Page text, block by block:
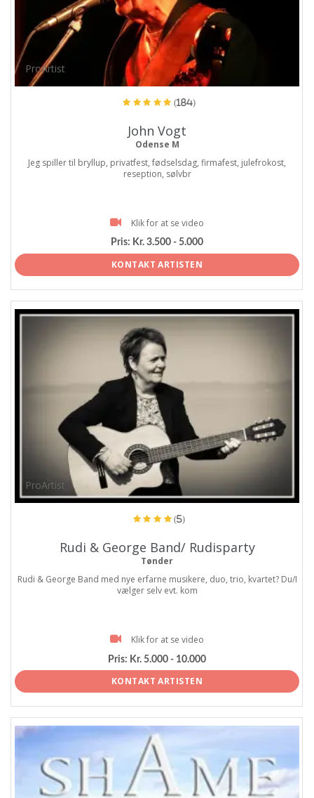
ProArtist
(184)
John Vogt
Odense M
Jeg spiller til bryllup, privatfest, fødselsdag, firmafest, julefrokost,
reseption, sølvbr
Klik for at se video
Pris: Kr. 3.500 - 5.000
KONTAKT ARTISTEN
ProArtist
(5)
Rudi & George Band/ Rudisparty
Tønder
Rudi & George Band med nye erfarne musikere, duo, trio, kvartet? Du/I
vælger selv evt. kom
Klik for at se video
Pris: Kr. 5.000 - 10.000
KONTAKT ARTISTEN